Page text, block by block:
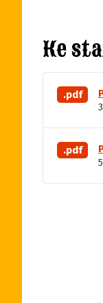
Ke
.pdf
.pdf